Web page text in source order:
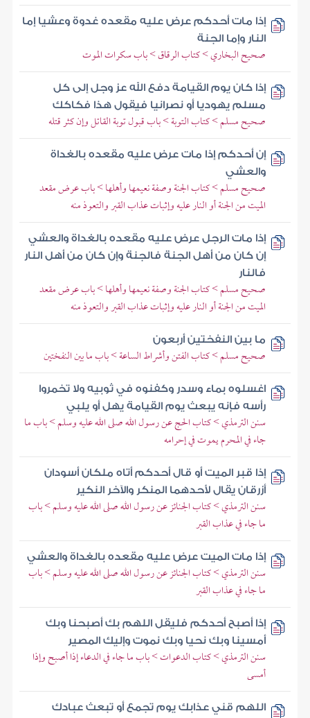
إذا مات أحدكم عرض عليه مقعده غدوة وعشيا إما
النار وإما الجنة
صحيح البخاري > كتاب الرقاق > باب سكرات الموت
إذا كان يوم القيامة دفع الله عز وجل إلى كل
مسلم يهوديا أو نصرانيا فيقول هذا فكاكك
صحيح مسلم > كتاب التوبة > باب قبول توبة القاتل وإن كثر قتله
إن أحدكم إذا مات عرض عليه مقعده بالغداة
والعشي
صحيح مسلم > كتاب الجنة وصفة نعيمها وأهلها > باب عرض مقعد
الميت من الجنة أو النار عليه وإثبات عذاب القبر والتعوذ منه
إذا مات الرجل عرض عليه مقعده بالغداة والعشي
إن كان من أهل الجنة فالجنة وإن كان من أهل النار
فالنار
صحيح مسلم > كتاب الجنة وصفة نعيمها وأهلها > باب عرض مقعد
الميت من الجنة أو النار عليه وإثبات عذاب القبر والتعوذ منه
ما بين النفختين أربعون
صحيح مسلم > كتاب الفتن وأشراط الساعة > باب ما بين النفختين
اغسلوه بماء وسدر وكفنوه في ثوبيه ولا تخمروا
رأسه فإنه يبعث يوم القيامة يهل أو يلبي
سنن الترمذي > كتاب الحج عن رسول الله صلى الله عليه وسلم > باب ما
جاء في المحرم يموت في إحرامه
إذا قبر الميت أو قال أحدكم أتاه ملكان أسودان
أزرقان يقال لأحدهما المنكر والآخر النكير
سنن الترمذي > كتاب الجنائز عن رسول الله صلى الله عليه وسلم > باب
ما جاء في عذاب القبر
إذا مات الميت عرض عليه مقعده بالغداة والعشي
سنن الترمذي > كتاب الجنائز عن رسول الله صلى الله عليه وسلم > باب
ما جاء في عذاب القبر
إذا أصبح أحدكم فليقل اللهم بك أصبحنا وبك
أمسينا وبك نحيا وبك نموت وإليك المصير
سنن الترمذي > كتاب الدعوات > باب ما جاء في الدعاء إذا أصبح وإذا
أمسى
اللهم قني عذابك يوم تجمع أو تبعث عبادك